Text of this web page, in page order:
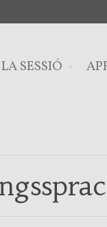
SESSIÓ